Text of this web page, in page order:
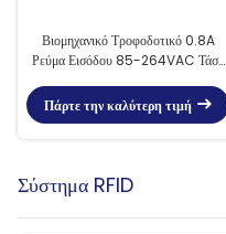
Βιομηχανικό Τροφοδοτικό 0.8A
Ρεύμα Εισόδου 85-264VAC Τάση
Πάρτε την καλύτερη τιμή
Σύστημα RFID